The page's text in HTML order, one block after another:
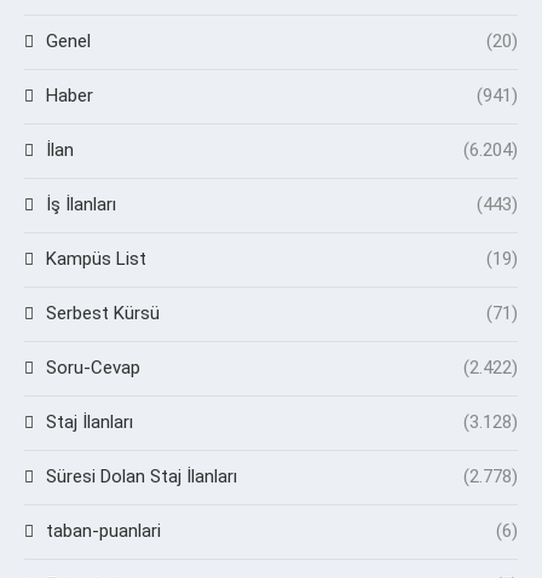
Genel (20)
Haber (941)
İlan (6.204)
İş İlanları (443)
Kampüs List (19)
Serbest Kürsü (71)
Soru-Cevap (2.422)
Staj İlanları (3.128)
Süresi Dolan Staj İlanları (2.778)
taban-puanlari (6)